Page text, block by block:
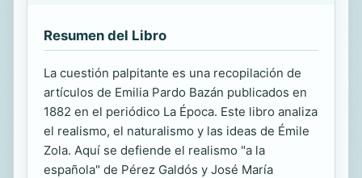
Resumen del Libro
La cuestión palpitante es una recopilación de
artículos de Emilia Pardo Bazán publicados en
1882 en el periódico La Época. Este libro analiza
el realismo, el naturalismo y las ideas de Émile
Zola. Aquí se defiende el realismo "a la
española" de Pérez Galdós y José María